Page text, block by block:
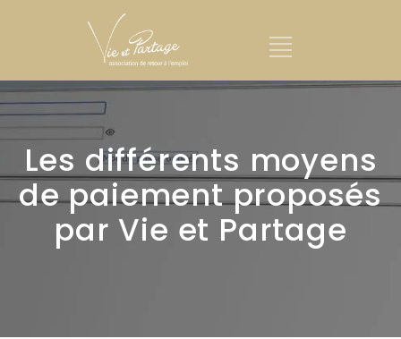
Les différents moyens
de paiement proposés
par Vie et Partage